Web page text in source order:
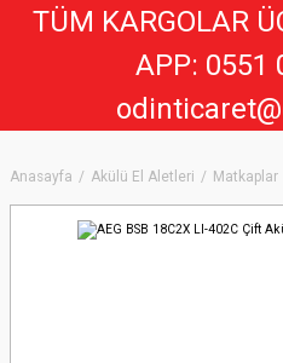
Anasayfa Akülü El Aletleri Matkaplar
TÜM KARGOLAR
APP: 0551